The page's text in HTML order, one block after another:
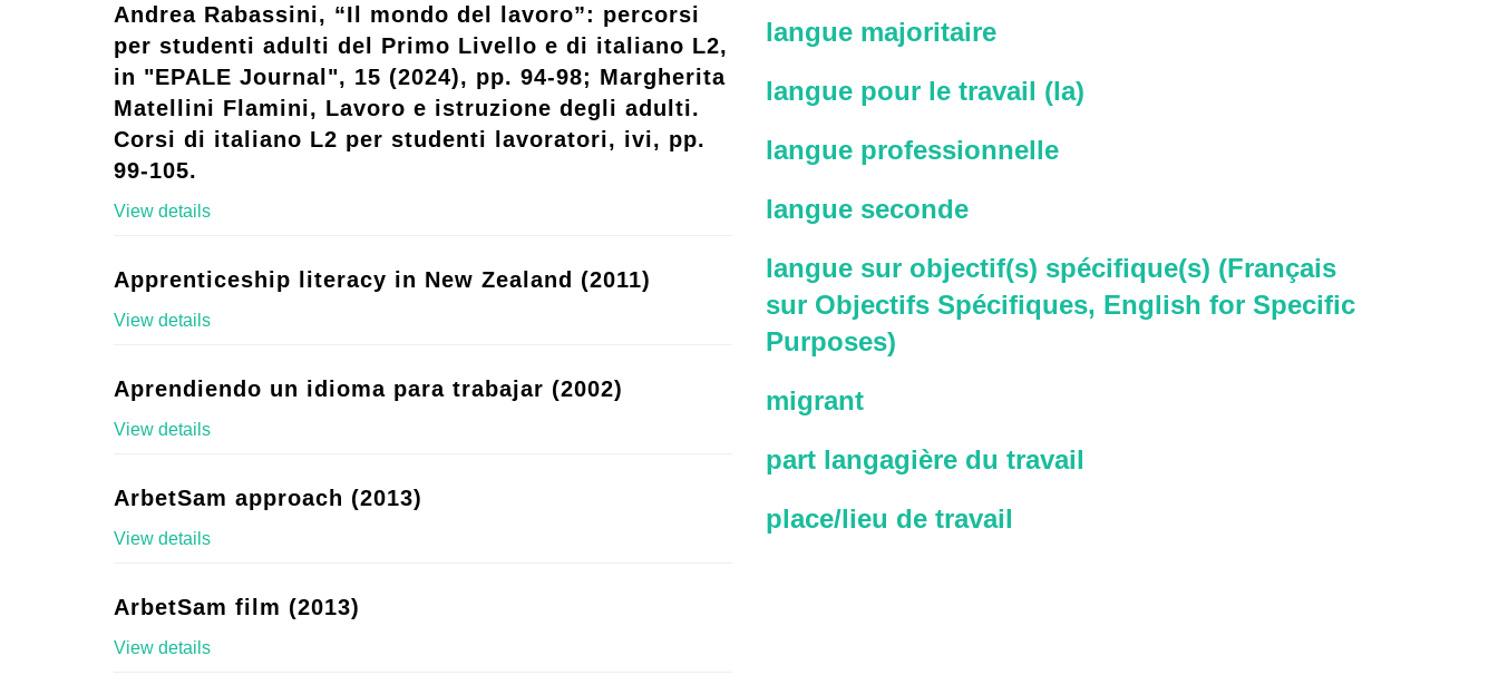
Andrea Rabassini, “Il mondo del lavoro”: percorsi
per studenti adulti del Primo Livello e di italiano L2,
in "EPALE Journal", 15 (2024), pp. 94-98; Margherita
Matellini Flamini, Lavoro e istruzione degli adulti.
Corsi di italiano L2 per studenti lavoratori, ivi, pp.
99-105.
View details
Apprenticeship literacy in New Zealand (2011)
View details
Aprendiendo un idioma para trabajar (2002)
View details
ArbetSam approach (2013)
View details
ArbetSam film (2013)
View details
langue majoritaire
langue pour le travail (la)
langue professionnelle
langue seconde
langue sur objectif(s) spécifique(s) (Français
sur Objectifs Spécifiques, English for Specific
Purposes)
migrant
part langagière du travail
place/lieu de travail